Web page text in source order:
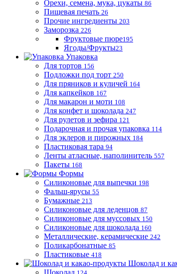
Орехи, семена, мука, цукаты 86
Пищевая печать 26
Прочие ингредиенты 203
Заморозка 226
Фруктовые пюре195
Ягоды/Фрукты23
Упаковка
Для тортов 156
Подложки под торт 250
Для пряников и куличей 164
Для капкейков 167
Для макарон и моти 108
Для конфет и шоколада 247
Для рулетов и зефира 121
Подарочная и прочая упаковка 114
Для эклеров и пирожных 184
Пластиковая тара 94
Ленты атласные, наполинитель 557
Пакеты 168
Формы
Силиконовые для выпечки 198
Фальш-ярусы 55
Бумажные 213
Силиконовые для леденцов 87
Силиконовые для муссовых 150
Силиконовые для шоколада 160
Металлические, керамические 242
Поликарбонатные 85
Пластиковые 418
Шоколад и
Шоколад